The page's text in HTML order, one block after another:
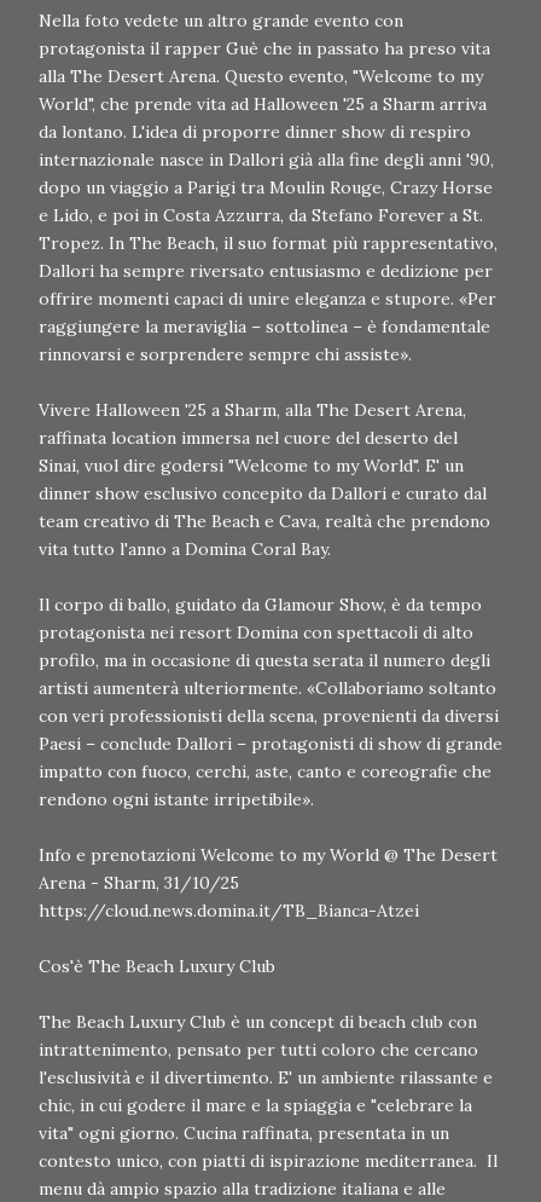
Nella foto vedete un altro grande evento con
protagonista il rapper Guè che in passato ha preso vita
alla The Desert Arena. Questo evento, "Welcome to my
World", che prende vita ad Halloween '25 a Sharm arriva
da lontano. L'idea di proporre dinner show di respiro
internazionale nasce in Dallori già alla fine degli anni '90,
dopo un viaggio a Parigi tra Moulin Rouge, Crazy Horse
e Lido, e poi in Costa Azzurra, da Stefano Forever a St.
Tropez. In The Beach, il suo format più rappresentativo,
Dallori ha sempre riversato entusiasmo e dedizione per
offrire momenti capaci di unire eleganza e stupore. «Per
raggiungere la meraviglia – sottolinea – è fondamentale
rinnovarsi e sorprendere sempre chi assiste».
Vivere Halloween '25 a Sharm, alla The Desert Arena,
raffinata location immersa nel cuore del deserto del
Sinai, vuol dire godersi "Welcome to my World". E' un
dinner show esclusivo concepito da Dallori e curato dal
team creativo di The Beach e Cava, realtà che prendono
vita tutto l'anno a Domina Coral Bay.
Il corpo di ballo, guidato da Glamour Show, è da tempo
protagonista nei resort Domina con spettacoli di alto
profilo, ma in occasione di questa serata il numero degli
artisti aumenterà ulteriormente. «Collaboriamo soltanto
con veri professionisti della scena, provenienti da diversi
Paesi – conclude Dallori – protagonisti di show di grande
impatto con fuoco, cerchi, aste, canto e coreografie che
rendono ogni istante irripetibile».
Info e prenotazioni Welcome to my World @ The Desert
Arena - Sharm, 31/10/25
https://cloud.news.domina.it/TB_Bianca-Atzei
Cos'è The Beach Luxury Club
The Beach Luxury Club è un concept di beach club con
intrattenimento, pensato per tutti coloro che cercano
l'esclusività e il divertimento. E' un ambiente rilassante e
chic, in cui godere il mare e la spiaggia e "celebrare la
vita" ogni giorno. Cucina raffinata, presentata in un
contesto unico, con piatti di ispirazione mediterranea. Il
menu dà ampio spazio alla tradizione italiana e alle